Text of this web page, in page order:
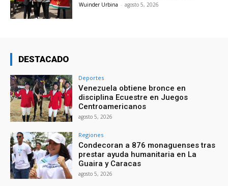
Wuinder Urbina - agosto 5, 2026
DESTACADO
Deportes
Venezuela obtiene bronce en
disciplina Ecuestre en Juegos
Centroamericanos
agosto 5, 2026
Regiones
Condecoran a 876 monaguenses tras
prestar ayuda humanitaria en La
Guaira y Caracas
agosto 5, 2026